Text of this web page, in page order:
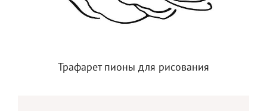
Трафарет пионы для рисования